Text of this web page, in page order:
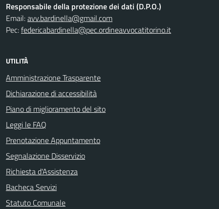
Responsabile della protezione dei dati (D.P.O.)
Email:avv.bardinella@gmail.com
Pec:federicabardinella@pec.ordineavvocatitorino.it
UTILITÀ
Amministrazione Trasparente
Dichiarazione di accessibilità
Piano di miglioramento del sito
Leggi le FAQ
Prenotazione Appuntamento
Segnalazione Disservizio
Richiesta d'Assistenza
Bacheca Servizi
Statuto Comunale